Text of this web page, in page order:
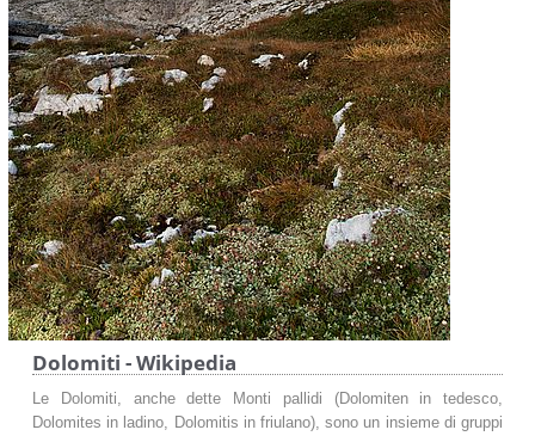
Dolomiti - Wikipedia
Le Dolomiti, anche dette Monti pallidi (Dolomiten in tedesco,
Dolomites in ladino, Dolomitis in friulano), sono un insieme di gruppi